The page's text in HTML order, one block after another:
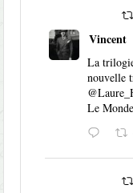
Vincent
La
nouvelle
Le